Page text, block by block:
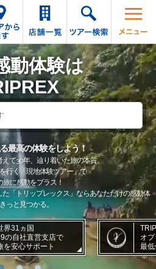
動体験は
最高の体験をしよう！
て30年、辿り着いた旅の本質。
行く「現地体験ツアー」で
旅に感動をプラス！
「トリップレックス」ならあなただけの感動体
っと見つかる。
界31ヵ国
の自社直営支店で
を安心サポート
オ
最